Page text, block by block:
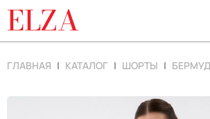
ELZA
ГЛАВНАЯ КАТАЛОГ ШОРТЫ